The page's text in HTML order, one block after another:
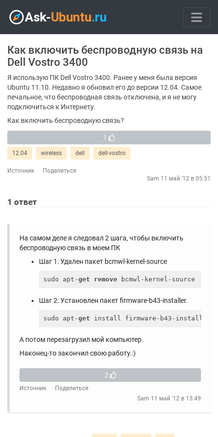
Как включить беспроводную связь на
Dell Vostro 3400
Я использую ПК Dell Vostro 3400. Ранее у меня была версия
Ubuntu 11.10. Недавно я обновил его до версии 12.04. Самое
печальное, что беспроводная связь отключена, и я не могу
подключиться к Интернету.
Как включить беспроводную связь?
1
12.04 wireless dell dell-vostro
Источник
Поделиться
Sam 11 май '12 в 05:51
1 ответ
На самом деле я следовал 2 шага, чтобы включить
беспроводную связь в моем ПК
Шаг 1: Удален пакет bcmwl-kernel-source
sudo apt-get remove
Шаг 2: Установлен пакет firmware-b43-installer.
sudo apt-get
А потом перезагрузил мой компьютер.
Наконец-то закончил свою работу.:)
2
Источник
Поделиться
Sam 11 май '12 в 15:49